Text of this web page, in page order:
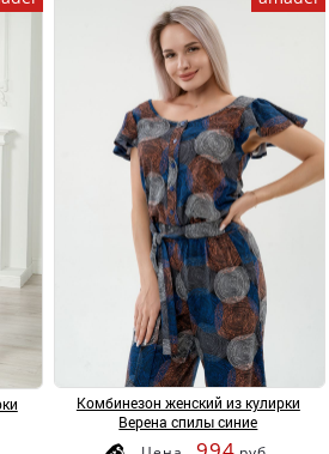
Комбинезон женский из кулирки
Верена спилы синие